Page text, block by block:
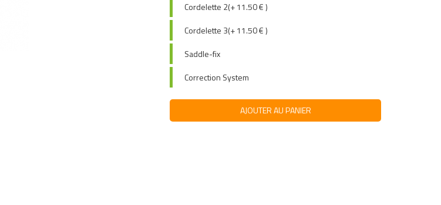
Cordelette 2(+ 11.50 € )
Cordelette 3(+ 11.50 € )
Saddle-fix
Correction System
AJOUTER AU PANIER